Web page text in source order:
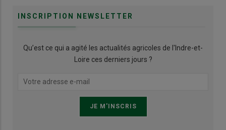
INSCRIPTION NEWSLETTER
Qu’est ce qui a agité les actualités agricoles de l'Indre-et-
Loire ces derniers jours ?